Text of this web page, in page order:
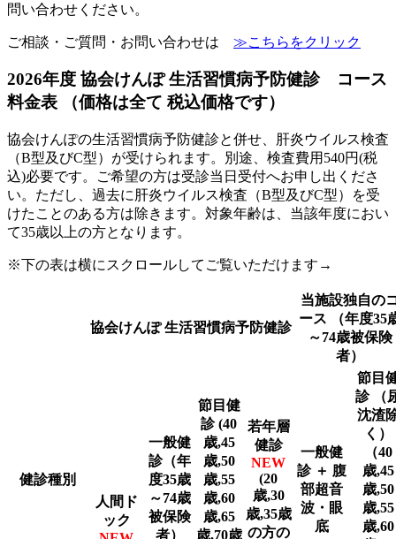
問い合わせください。
ご相談・ご質問・お問い合わせは ≫こちらをクリック
2026年度 協会けんぽ 生活習慣病予防健診 コース
料金表 （価格は全て 税込価格です）
協会けんぽの生活習慣病予防健診と併せ、肝炎ウイルス検査
（B型及びC型）が受けられます。別途、検査費用540円(税
込)必要です。ご希望の方は受診当日受付へお申し出くださ
い。ただし、過去に肝炎ウイルス検査（B型及びC型）を受
けたことのある方は除きます。対象年齢は、当該年度におい
て35歳以上の方となります。
※下の表は横にスクロールしてご覧いただけます→
健診種別
協会けんぽ 生活習慣病予防健診
当施設独自の
ース （年度35
～74歳被保険
者）
人間ド
ック
一般健
診（年
度35歳
～74歳
被保険
者）
節目健
診 (40
歳,45
歳,50
歳,55
歳,60
歳,65
歳,70歳
若年層
健診
NEW
(20
歳,30
歳,35歳
の方の
一般健
診＋ 腹
部超音
波・眼
底
節目
診 （
沈渣
く）
（40
歳,45
歳,50
歳,55
歳,60